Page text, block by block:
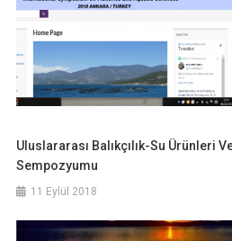
Uluslararası Balıkçılık-Su Ürünleri
Sempozyumu
11 Eylül 2018